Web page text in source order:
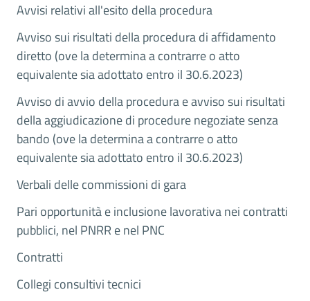
Avvisi relativi all'esito della procedura
Avviso sui risultati della procedura di affidamento
diretto (ove la determina a contrarre o atto
equivalente sia adottato entro il 30.6.2023)
Avviso di avvio della procedura e avviso sui risultati
della aggiudicazione di procedure negoziate senza
bando (ove la determina a contrarre o atto
equivalente sia adottato entro il 30.6.2023)
Verbali delle commissioni di gara
Pari opportunità e inclusione lavorativa nei contratti
pubblici, nel PNRR e nel PNC
Contratti
Collegi consultivi tecnici